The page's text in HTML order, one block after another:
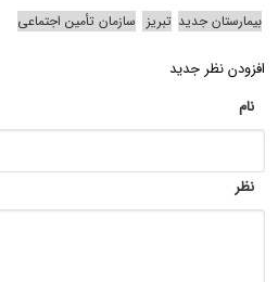
بیمارستان جدید تبریز سازمان تأمین اجتماعی
افزودن نظر جدید
نام
نظر